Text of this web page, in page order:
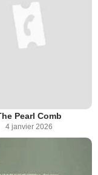
Pearl Comb
4 janvier 2026